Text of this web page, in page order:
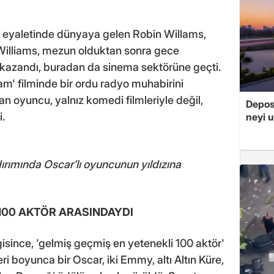
eyaletinde dünyaya gelen Robin Willams,
mezun olduktan sonra gece
buradan da sinema sektörüne geçti.
filminde bir ordu radyo muhabirini
oyuncu, yalnız komedi filmleriyle değil,
Oscar’lı oyuncunun yıldızına
AKTÖR ARASINDAYDI
'gelmiş geçmiş en yetenekli 100 aktör'
boyunca bir Oscar, iki Emmy, altı Altın Küre,
neyi